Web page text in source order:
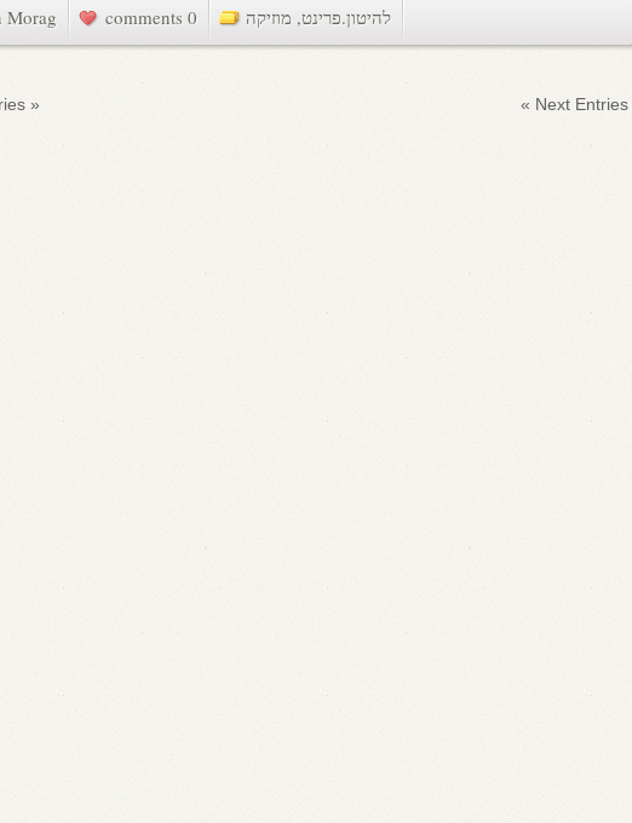
Morag 0 comments להיטון.פרינט, מוזיקה
« Older Entries Next Entries »